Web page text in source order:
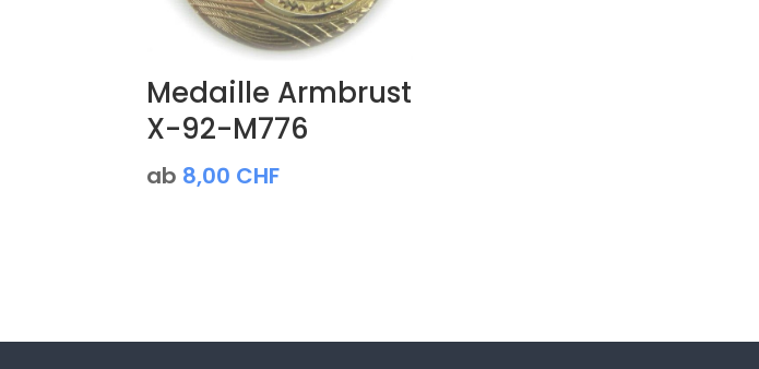
Medaille Armbrust
X-92-M776
ab 8,00 CHF